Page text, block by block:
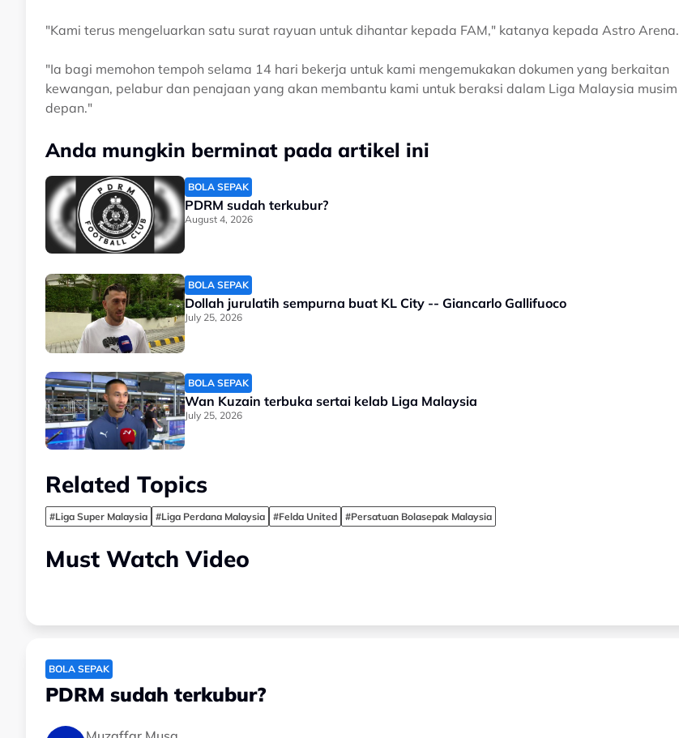
"Kami terus mengeluarkan satu surat rayuan untuk dihantar kepada FAM," katanya kepada Astro Arena.
"Ia bagi memohon tempoh selama 14 hari bekerja untuk kami mengemukakan dokumen yang berkaitan
kewangan, pelabur dan penajaan yang akan membantu kami untuk beraksi dalam Liga Malaysia musim
depan."
Anda mungkin berminat pada artikel ini
BOLA SEPAK
PDRM sudah terkubur?
August 4, 2026
BOLA SEPAK
Dollah jurulatih sempurna buat KL City -- Giancarlo Gallifuoco
July 25, 2026
BOLA SEPAK
Wan Kuzain terbuka sertai kelab Liga Malaysia
July 25, 2026
Related Topics
#Liga Super Malaysia #Liga Perdana Malaysia #Felda United #Persatuan Bolasepak Malaysia
Must Watch Video
BOLA SEPAK
PDRM sudah terkubur?